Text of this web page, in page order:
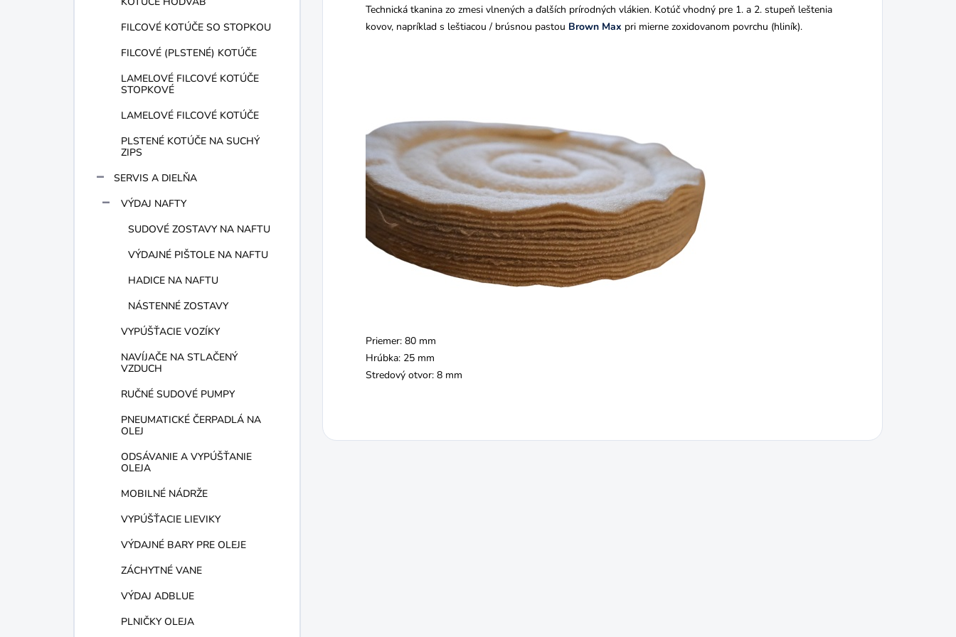
FILCOVÉ KOTÚČE SO STOPKOU
FILCOVÉ (PLSTENÉ) KOTÚČE
LAMELOVÉ FILCOVÉ KOTÚČE
STOPKOVÉ
LAMELOVÉ FILCOVÉ KOTÚČE
PLSTENÉ KOTÚČE NA SUCHÝ
ZIPS
SERVIS A DIELŇA
VÝDAJ NAFTY
SUDOVÉ ZOSTAVY NA NAFTU
VÝDAJNÉ PIŠTOLE NA NAFTU
HADICE NA NAFTU
NÁSTENNÉ ZOSTAVY
VYPÚŠŤACIE VOZÍKY
NAVÍJAČE NA STLAČENÝ
VZDUCH
RUČNÉ SUDOVÉ PUMPY
PNEUMATICKÉ ČERPADLÁ NA
OLEJ
ODSÁVANIE A VYPÚŠŤANIE
OLEJA
MOBILNÉ NÁDRŽE
VYPÚŠŤACIE LIEVIKY
VÝDAJNÉ BARY PRE OLEJE
ZÁCHYTNÉ VANE
VÝDAJ ADBLUE
PLNIČKY OLEJA
Technická tkanina zo zmesi vlnených a ďalších prírodných vlákien. Kotúč vhodný pre 1. a 2. stupeň leštenia
kovov, napríklad s leštiacou / brúsnou pastou Brown Max pri mierne zoxidovanom povrchu (hliník).
Priemer: 80 mm
Hrúbka: 25 mm
Stredový otvor: 8 mm